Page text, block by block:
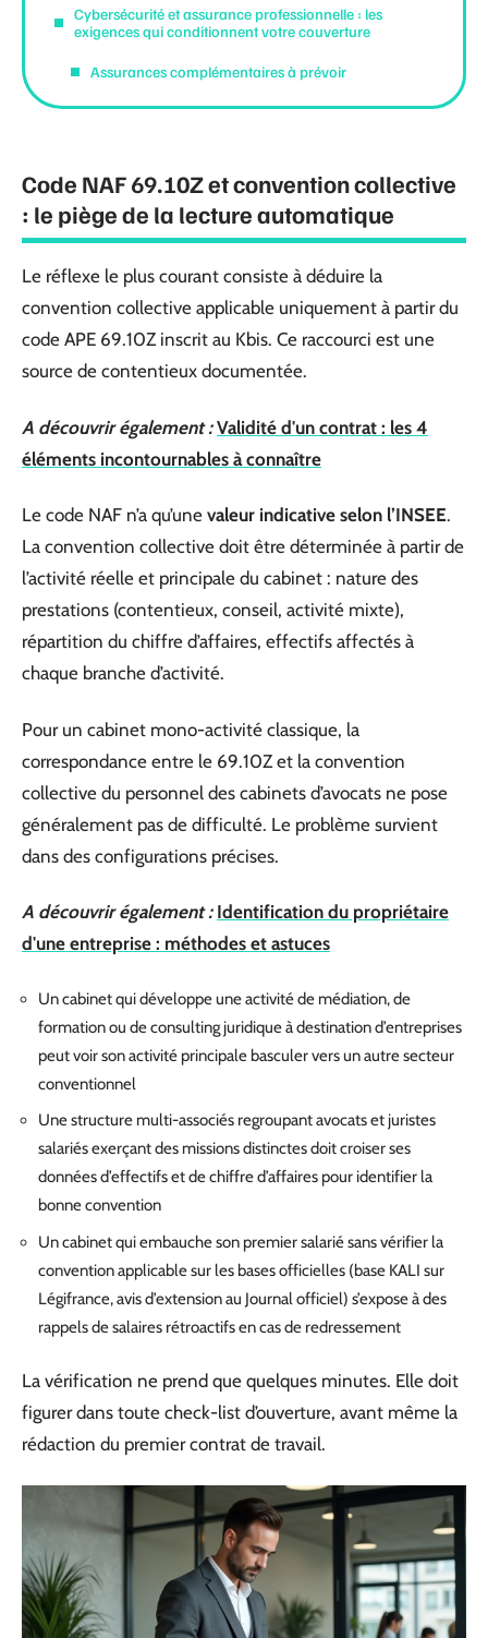
Cybersécurité et assurance professionnelle : les
exigences qui conditionnent votre couverture
Assurances complémentaires à prévoir
Code NAF 69.10Z et convention collective
: le piège de la lecture automatique
Le réflexe le plus courant consiste à déduire la
convention collective applicable uniquement à partir du
code APE 69.10Z inscrit au Kbis. Ce raccourci est une
source de contentieux documentée.
A découvrir également : Validité d'un contrat : les 4
éléments incontournables à connaître
Le code NAF n’a qu’une valeur indicative selon l’INSEE.
La convention collective doit être déterminée à partir de
l’activité réelle et principale du cabinet : nature des
prestations (contentieux, conseil, activité mixte),
répartition du chiffre d’affaires, effectifs affectés à
chaque branche d’activité.
Pour un cabinet mono-activité classique, la
correspondance entre le 69.10Z et la convention
collective du personnel des cabinets d’avocats ne pose
généralement pas de difficulté. Le problème survient
dans des configurations précises.
A découvrir également : Identification du propriétaire
d'une entreprise : méthodes et astuces
Un cabinet qui développe une activité de médiation, de
formation ou de consulting juridique à destination d’entreprises
peut voir son activité principale basculer vers un autre secteur
conventionnel
Une structure multi-associés regroupant avocats et juristes
salariés exerçant des missions distinctes doit croiser ses
données d’effectifs et de chiffre d’affaires pour identifier la
bonne convention
Un cabinet qui embauche son premier salarié sans vérifier la
convention applicable sur les bases officielles (base KALI sur
Légifrance, avis d’extension au Journal officiel) s’expose à des
rappels de salaires rétroactifs en cas de redressement
La vérification ne prend que quelques minutes. Elle doit
figurer dans toute check-list d’ouverture, avant même la
rédaction du premier contrat de travail.